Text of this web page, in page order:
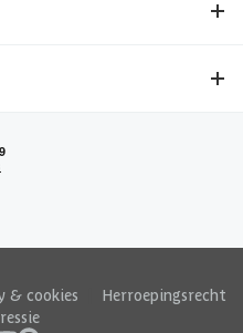
& cookies
Herroepingsrecht